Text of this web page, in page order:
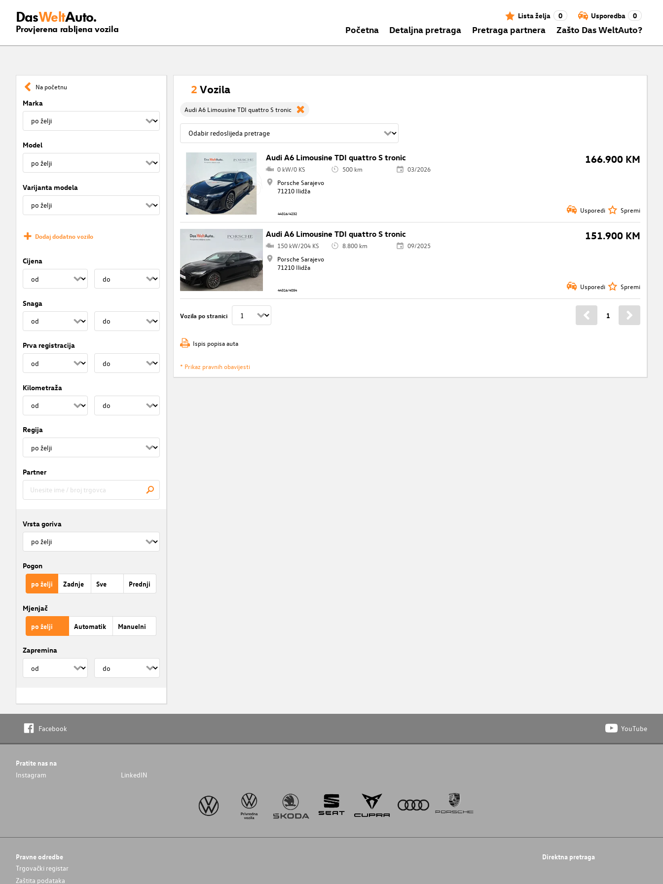
DasWeltAuto.
Provjerena rabljena vozila
Lista želja 0 Usporedba 0
Početna Detaljna pretraga Pretraga partnera Zašto Das WeltAuto?
Na početnu
Marka
Model
Varijanta modela
Dodaj dodatno vozilo
Cijena
Snaga
Prva registracija
Kilometraža
Regija
Partner
Vrsta goriva
Pogon
po želji Zadnje Sve Prednji
Mjenjač
po želji Automatik Manuelni
Zapremina
2 Vozila
Audi A6 Limousine TDI quattro S tronic
Audi A6 Limousine TDI quattro S tronic 166.900 KM
0 kW/0 KS 500 km
03/2026
Porsche Sarajevo
71210 Ilidža
44316/4232 Usporedi Spremi
Audi A6 Limousine TDI quattro S tronic 151.900 KM
150 kW/204 KS 8.800 km
09/2025
Porsche Sarajevo
71210 Ilidža
44316/4054 Usporedi Spremi
Vozila po stranici 1
Ispis popisa auta
* Prikaz pravnih obavijesti
Facebook YouTube
Pratite nas na
Instagram LinkedIN
Pravne odredbe
Trgovački registar
Zaštita podataka
Direktna pretraga